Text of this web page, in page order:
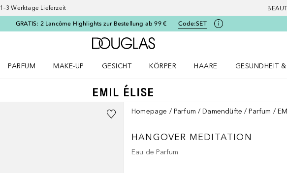
1–3 Werktage Lieferzeit
GRATIS: 2 Lancôme Highlights zur Bestellung ab 99 € Code:SET
Zur Douglas Startseite
PARFUM
MAKE-UP
GESICHT
KÖRPER
HAARE
GESUNDHEIT
Homepage Parfum Damendüfte Parfum
HANGOVER MEDITATION
Eau de Parfum